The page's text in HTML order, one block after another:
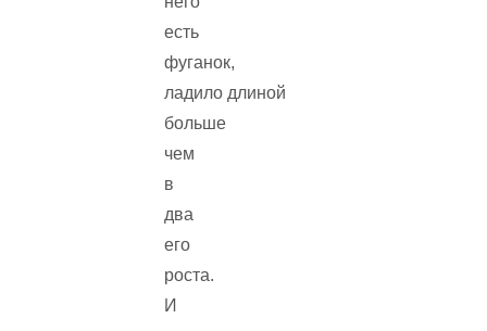
есть
фуганок,
ладило длиной
больше
чем
в
два
его
роста.
И